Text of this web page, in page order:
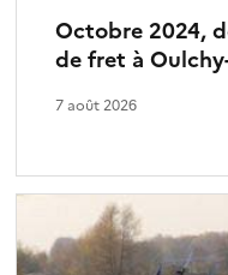
Octobre 2024,
de fret à
7 août 2026